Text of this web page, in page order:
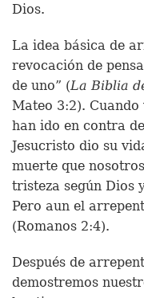
Dios.
La idea básica de
revocación de
de uno” (La Biblia
Mateo 3:2). Cuando
han ido en contra
Jesucristo dio su
muerte que
tristeza según Dios
Pero aun el
(Romanos 2:4).
Después de
demostremos